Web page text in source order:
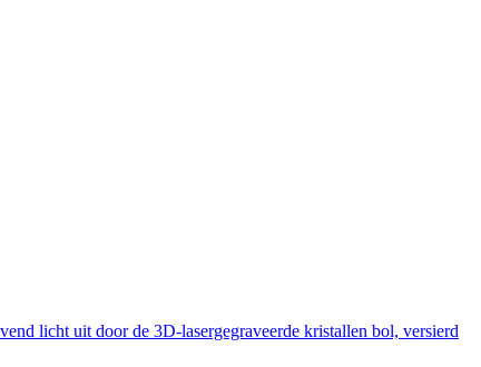
licht uit door de 3D-lasergegraveerde kristallen bol, versierd